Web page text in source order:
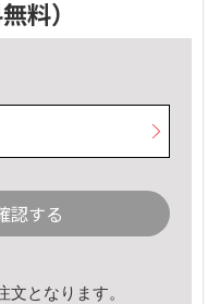
料）
認する
文となります。